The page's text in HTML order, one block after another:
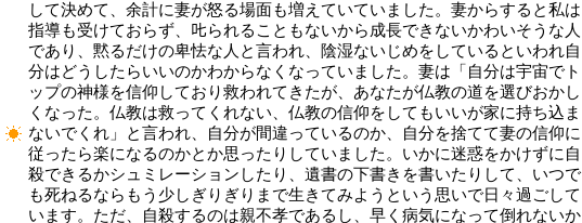
して決めて、余計に妻が怒る場面も増えていていました。妻からすると私は
指導も受けておらず、𠮟られることもないから成長できないかわいそうな人
であり、黙るだけの卑怯な人と言われ、陰湿ないじめをしているといわれ自
分はどうしたらいいのかわからなくなっていました。妻は「自分は宇宙でト
ップの神様を信仰しており救われてきたが、あなたが仏教の道を選びおかし
くなった。仏教は救ってくれない、仏教の信仰をしてもいいが家に持ち込ま
ないでくれ」と言われ、自分が間違っているのか、自分を捨てて妻の信仰に
従ったら楽になるのかとか思ったりしていました。いかに迷惑をかけずに自
殺できるかシュミレーションしたり、遺書の下書きを書いたりして、いつで
も死ねるならもう少しぎりぎりまで生きてみようという思いで日々過ごして
います。ただ、自殺するのは親不孝であるし、早く病気になって倒れないか